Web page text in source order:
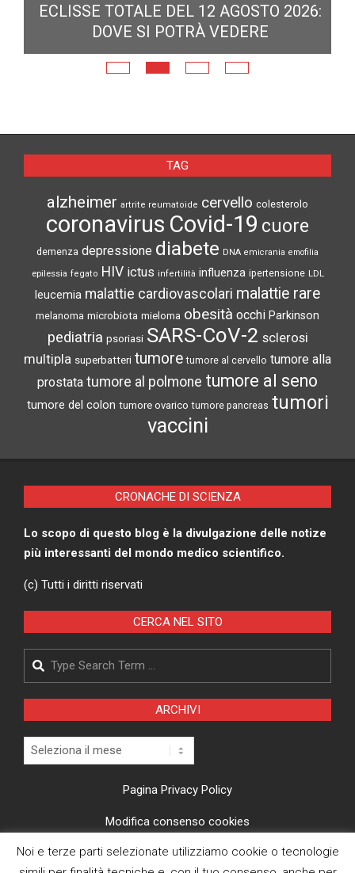
ECLISSE TOTALE DEL 12 AGOSTO 2026:
DOVE SI POTRÀ VEDERE
TAG
alzheimer artrite reumatoide cervello colesterolo
coronavirus Covid-19 cuore
demenza depressione diabete DNA emicrania emofilia
epilessia fegato HIV ictus infertilità influenza ipertensione LDL
leucemia malattie cardiovascolari malattie rare
melanoma microbiota mieloma obesità occhi Parkinson
pediatria psoriasi SARS-CoV-2 sclerosi
multipla superbatteri tumore tumore al cervello tumore alla
prostata tumore al polmone tumore al seno
tumore del colon tumore ovarico tumore pancreas tumori
vaccini
CRONACHE DI SCIENZA
Lo scopo di questo blog è la divulgazione delle notize
più interessanti del mondo medico scientifico.
(c) Tutti i diritti riservati
CERCA NEL SITO
ARCHIVI
Archivi
Pagina Privacy Policy
Modifica consenso cookies
CI TROVI ANCHE SU
Noi e terze parti selezionate utilizziamo cookie o tecnologie